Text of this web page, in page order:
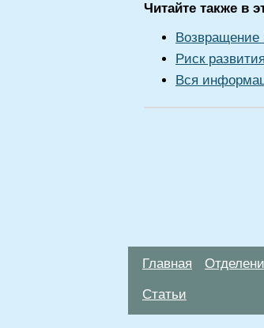
Читайте также в
Возвращение
Риск
Вся
Главная
Статьи